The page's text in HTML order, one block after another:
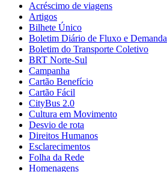
Acréscimo de viagens
Artigos
Bilhete Único
Boletim Diário de Fluxo e Demanda
Boletim do Transporte Coletivo
BRT Norte-Sul
Campanha
Cartão Benefício
Cartão Fácil
CityBus 2.0
Cultura em Movimento
Desvio de rota
Direitos Humanos
Esclarecimentos
Folha da Rede
Homenagens